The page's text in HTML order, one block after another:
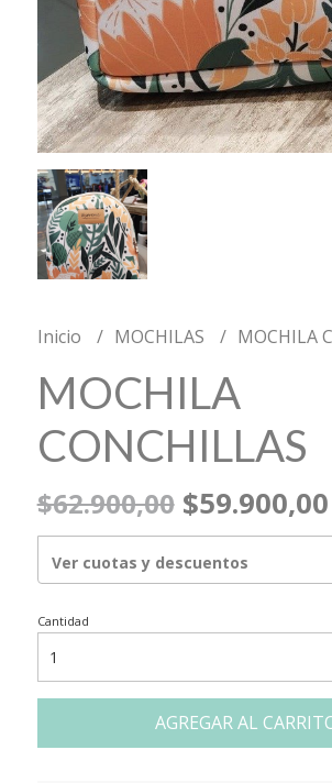
Inicio MOCHILAS MOCHILA
MOCHILA
CONCHILLAS
$62.900,00$59.900,00
Ver cuotas y descuentos
Cantidad
AGREGAR AL